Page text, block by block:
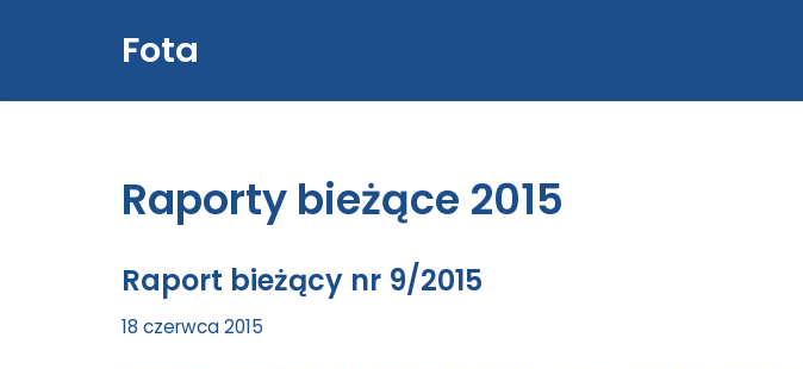
do
Fota
Raporty bieżące 2015
Raport bieżący nr 9/2015
18 czerwca 2015